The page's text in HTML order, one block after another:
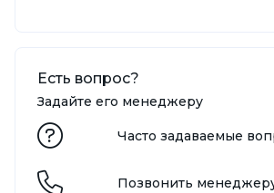
Есть вопрос?
Задайте его менеджеру
Часто задаваемые
Позвонить